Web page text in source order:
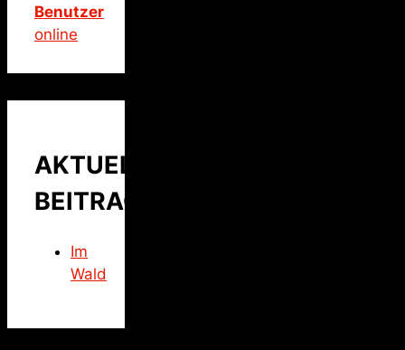
Benutzer
online
AKTUELLER
BEITRAG
Im
Wald